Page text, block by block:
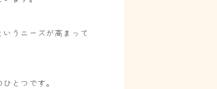
うニーズが高まって
とつです。